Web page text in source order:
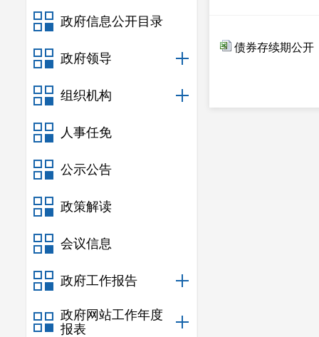
政府信息公开目录
政府领导
组织机构
人事任免
公示公告
政策解读
会议信息
政府工作报告
政府网站工作年度
报表
债券存续期公开